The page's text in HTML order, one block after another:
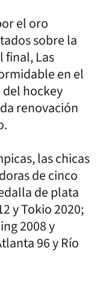
el oro
sobre la
final, Las
en el
hockey
renovación
las chicas
de cinco
de plata
y Tokio 2020;
2008 y
96 y Río